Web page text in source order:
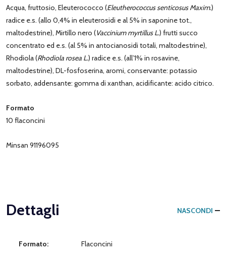
Acqua, fruttosio, Eleuterococco (Eleutherococcus senticosus Maxim.)
radice e.s. (allo 0,4% in eleuterosidi e al 5% in saponine tot.,
maltodestrine), Mirtillo nero (Vaccinium myrtillus L.) frutti succo
concentrato ed e.s. (al 5% in antocianosidi totali, maltodestrine),
Rhodiola (Rhodiola rosea L.) radice e.s. (all’1% in rosavine,
maltodestrine), DL-fosfoserina, aromi, conservante: potassio
sorbato, addensante: gomma di xanthan, acidificante: acido citrico.
Formato
10 flaconcini
Minsan 91196095
Dettagli NASCONDI
Formato: Flaconcini